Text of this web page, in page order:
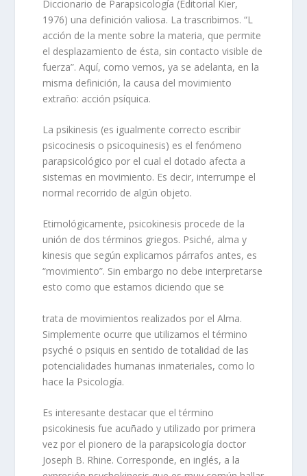
Diccionario de Parapsicología (Editorial Kier,
1976) una definición valiosa. La trascribimos. “L
acción de la mente sobre la materia, que permite
el desplazamiento de ésta, sin contacto visible de
fuerza”. Aquí, como vemos, ya se adelanta, en la
misma definición, la causa del movimiento
extraño: acción psíquica.
La psikinesis (es igualmente correcto escribir
psicocinesis o psicoquinesis) es el fenómeno
parapsicológico por el cual el dotado afecta a
sistemas en movimiento. Es decir, interrumpe el
normal recorrido de algún objeto.
Etimológicamente, psicokinesis procede de la
unión de dos términos griegos. Psiché, alma y
kinesis que según explicamos párrafos antes, es
“movimiento”. Sin embargo no debe interpretarse
esto como que estamos diciendo que se
trata de movimientos realizados por el Alma.
Simplemente ocurre que utilizamos el término
psyché o psiquis en sentido de totalidad de las
potencialidades humanas inmateriales, como lo
hace la Psicología.
Es interesante destacar que el término
psicokinesis fue acuñado y utilizado por primera
vez por el pionero de la parapsicología doctor
Joseph B. Rhine. Corresponde, en inglés, a la